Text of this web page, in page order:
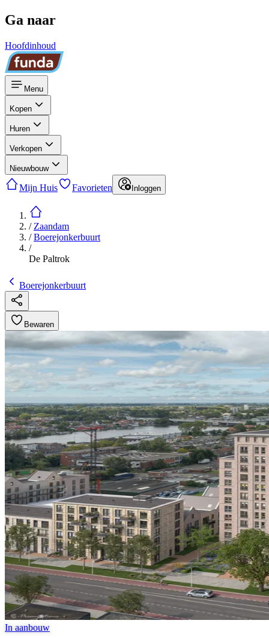
Ga naar
Hoofdinhoud
Menu
Kopen
Huren
Verkopen
Nieuwbouw
Mijn Huis Favorieten Inloggen
/ Zaandam
/Boerejonkerbuurt
/
De Paltrok
Boerejonkerbuurt
Bewaren
In aanbouw